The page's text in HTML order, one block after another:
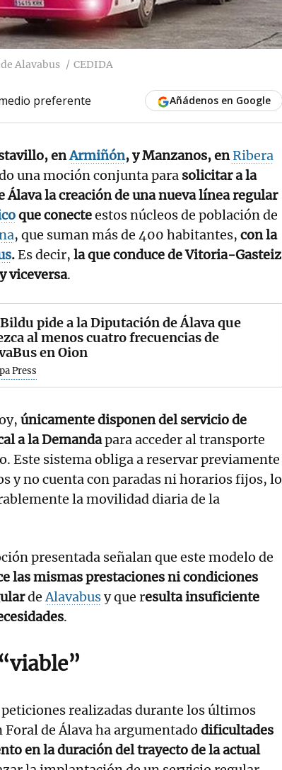
Alavabus CEDIDA
preferente Añádenos en Google
enArmiñón, y Manzanos, enRibera
una moción conjunta para solicitar a la
Álava la creación de una nueva línea regular
que conecteestos núcleos de población de
, que suman más de 400 habitantes, con la
.Es decir, la que conduce de Vitoria-Gasteiz
viceversa.
pide a la Diputación de Álava que
al menos cuatro frecuencias de
en Oion
Press
únicamente disponen del servicio de
a la Demandapara acceder al transporte
Este sistema obliga a reservar previamente
y no cuenta con paradas ni horarios fijos, lo
la movilidad diaria de la
presentada señalan que este modelo de
las mismas prestaciones ni condiciones
deAlavabusy que resulta insuficiente
.
realizadas durante los últimos
de Álava ha argumentado dificultades
en la duración del trayecto de la actual